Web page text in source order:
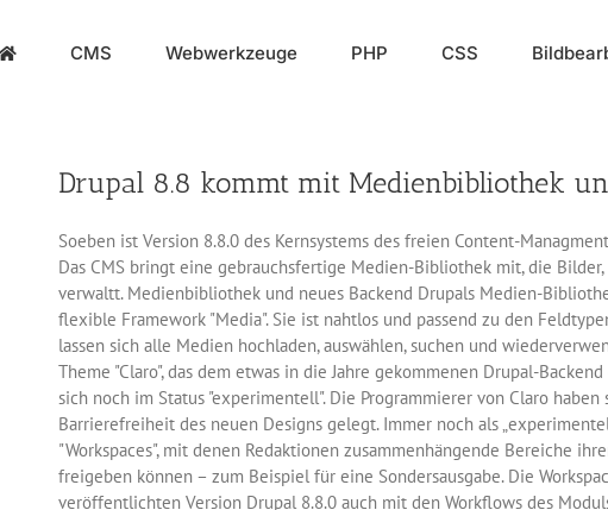
CMS Webwerkzeuge PHP CSS
Drupal 8.8 kommt mit Medienbibliothek
Soeben ist Version 8.8.0 des Kernsystems des freien Content-
Das CMS bringt eine gebrauchsfertige Medien-Bibliothek mit, die
verwaltt. Medienbibliothek und neues Backend Drupals Medien-
flexible Framework "Media". Sie ist nahtlos und passend zu den
lassen sich alle Medien hochladen, auswählen, suchen und
Theme "Claro", das dem etwas in die Jahre gekommenen Drupal-
sich noch im Status "experimentell". Die Programmierer von Claro haben
Barrierefreiheit des neuen Designs gelegt. Immer noch als
"Workspaces", mit denen Redaktionen zusammenhängende Bereiche
freigeben können – zum Beispiel für eine Sondersausgabe. Die
veröffentlichten Version Drupal 8.8.0 auch mit den Workflows des